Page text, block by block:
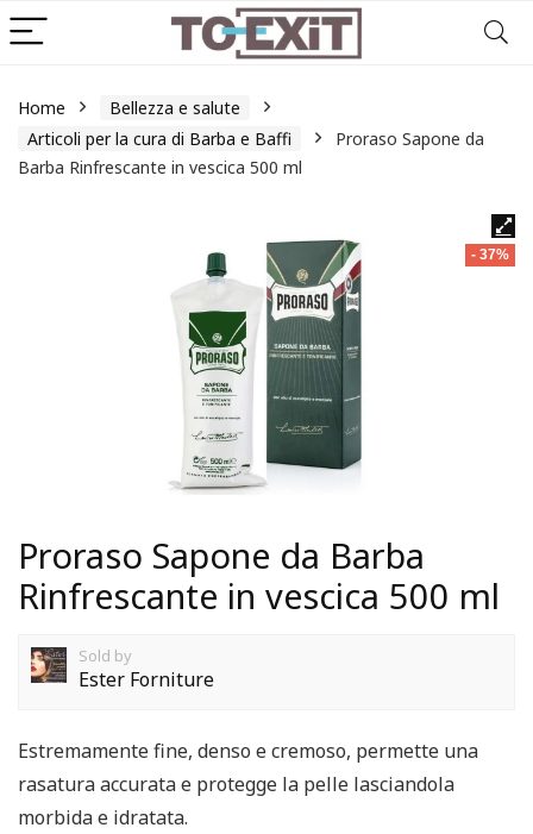
Home
Bellezza e salute
Articoli per la cura di Barba e Baffi
Proraso Sapone da
Barba Rinfrescante in vescica 500 ml
- 37%
Proraso Sapone da Barba
Rinfrescante in vescica 500 ml
Sold by
Ester Forniture
Estremamente fine, denso e cremoso, permette una
rasatura accurata e protegge la pelle lasciandola
morbida e idratata.